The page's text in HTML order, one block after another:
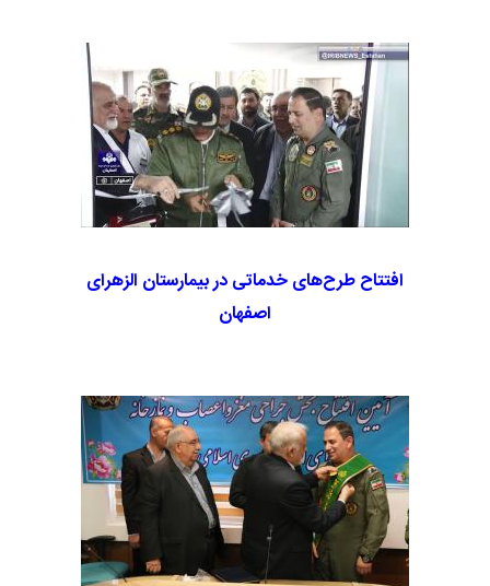
افتتاح طرح‌های خدماتی در بیمارستان الزهرای
اصفهان